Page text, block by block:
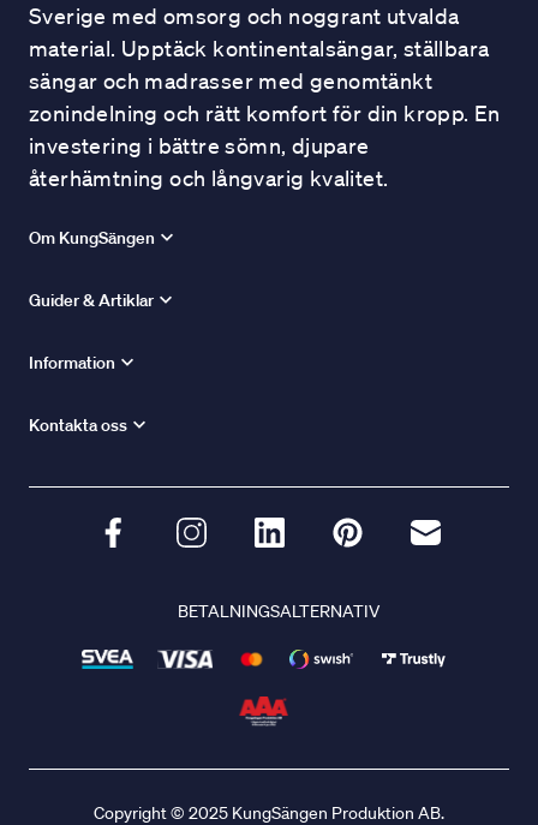
Sverige med omsorg och noggrant utvalda
material. Upptäck kontinentalsängar, ställbara
sängar och madrasser med genomtänkt
zonindelning och rätt komfort för din kropp. En
investering i bättre sömn, djupare
återhämtning och långvarig kvalitet.
Om KungSängen
Guider & Artiklar
Information
Kontakta oss
BETALNINGSALTERNATIV
Copyright © 2025 KungSängen Produktion AB.